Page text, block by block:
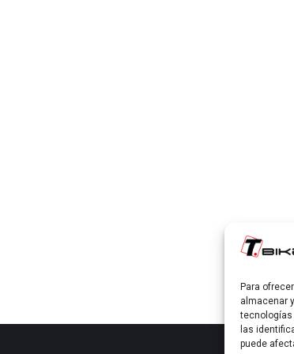
Para
almacenar
tecnologías
las
puede